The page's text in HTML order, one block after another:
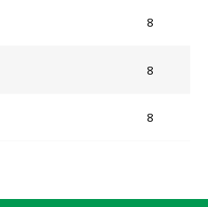
8
8
8